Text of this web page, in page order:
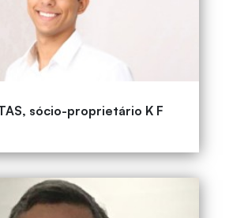
sócio-proprietário K F